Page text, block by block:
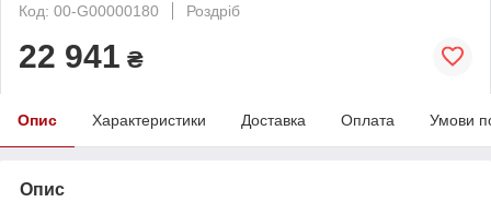
Код: 00-G00000180
Роздріб
22 941 ₴
Опис Характеристики Доставка Оплата Умови
Опис